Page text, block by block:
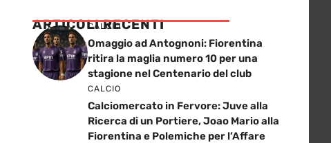
ARTICOLI RECENTI
CALCIO
Omaggio ad Antognoni: Fiorentina
ritira la maglia numero 10 per una
stagione nel Centenario del club
CALCIO
Calciomercato in Fervore: Juve alla
Ricerca di un Portiere, Joao Mario alla
Fiorentina e Polemiche per l’Affare